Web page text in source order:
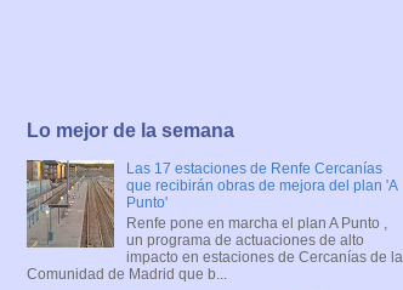
Lo mejor de la semana
Las 17 estaciones de Renfe Cercanías
que recibirán obras de mejora del plan 'A
Punto'
Renfe pone en marcha el plan A Punto ,
un programa de actuaciones de alto
impacto en estaciones de Cercanías de la
Comunidad de Madrid que b...